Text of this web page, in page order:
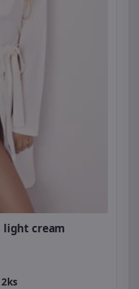
light cream
2ks